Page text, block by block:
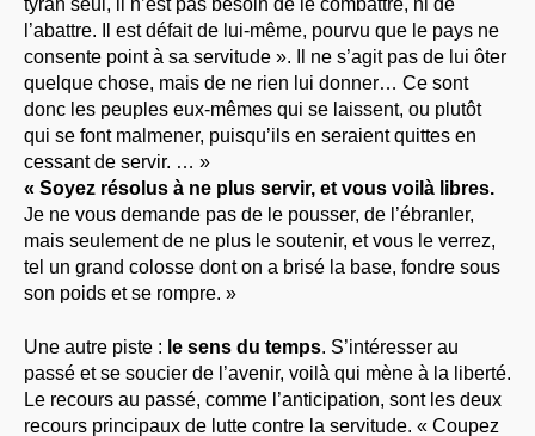
l’abattre. Il est défait de lui-même, pourvu que le pays ne
consente point à sa servitude ». Il ne s’agit pas de lui ôter
quelque chose, mais de ne rien lui donner… Ce sont
donc les peuples eux-mêmes qui se laissent, ou plutôt
qui se font malmener, puisqu’ils en seraient quittes en
cessant de servir. … »
« Soyez résolus à ne plus servir, et vous voilà libres.
Je ne vous demande pas de le pousser, de l’ébranler,
mais seulement de ne plus le soutenir, et vous le verrez,
tel un grand colosse dont on a brisé la base, fondre sous
son poids et se rompre. »
Une autre piste : le sens du temps. S’intéresser au
passé et se soucier de l’avenir, voilà qui mène à la liberté.
Le recours au passé, comme l’anticipation, sont les deux
recours principaux de lutte contre la servitude. « Coupez